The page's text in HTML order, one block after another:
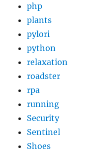
php
plants
pylori
python
relaxation
roadster
rpa
running
Security
Sentinel
Shoes